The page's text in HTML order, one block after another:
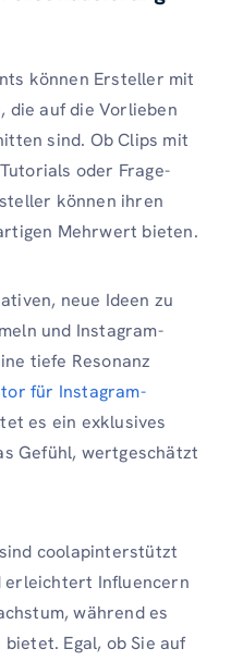
können Ersteller mit
die auf die Vorlieben
sind. Ob Clips mit
oder Frage-
können ihren
Mehrwert bieten.
neue Ideen zu
und Instagram-
tiefe Resonanz
für Instagram-
es ein exklusives
Gefühl, wertgeschätzt
coolapinterstützt
erleichtert Influencern
während es
Egal, ob Sie auf